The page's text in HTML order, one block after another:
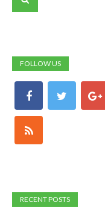
FOLLOW US
RECENT POSTS